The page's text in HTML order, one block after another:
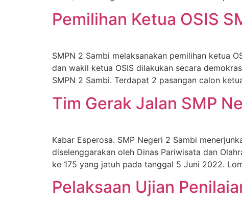
Pemilihan Ketua OSIS
SMPN 2 Sambi melaksanakan pemilihan ketua
dan wakil ketua OSIS dilakukan secara
SMPN 2 Sambi. Terdapat 2 pasangan calon
Tim Gerak Jalan SMP
Kabar Esperosa. SMP Negeri 2 Sambi
diselenggarakan oleh Dinas Pariwisata dan
ke 175 yang jatuh pada tanggal 5 Juni 2022.
Pelaksaan Ujian